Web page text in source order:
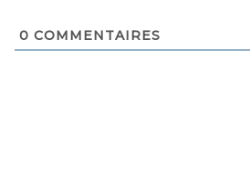
0 COMMENTAIRES